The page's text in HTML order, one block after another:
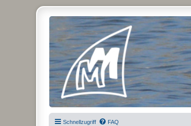
Micro Magic Forum
Schnellzugriff FAQ